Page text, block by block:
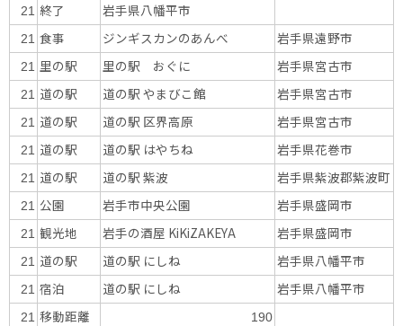
21 終了 岩手県八幡平市
21 食事 ジンギスカンのあんべ 岩手県遠野市
21 里の駅 里の駅 おぐに 岩手県宮古市
21 道の駅 道の駅 やまびこ館 岩手県宮古市
21 道の駅 道の駅 区界高原 岩手県宮古市
21 道の駅 道の駅 はやちね 岩手県花巻市
21 道の駅 道の駅 紫波 岩手県紫波郡紫波町
21 公園 岩手市中央公園 岩手県盛岡市
21 観光地 岩手の酒屋 KiKiZAKEYA 岩手県盛岡市
21 道の駅 道の駅 にしね 岩手県八幡平市
21 宿泊 道の駅 にしね 岩手県八幡平市
21 移動距離 190